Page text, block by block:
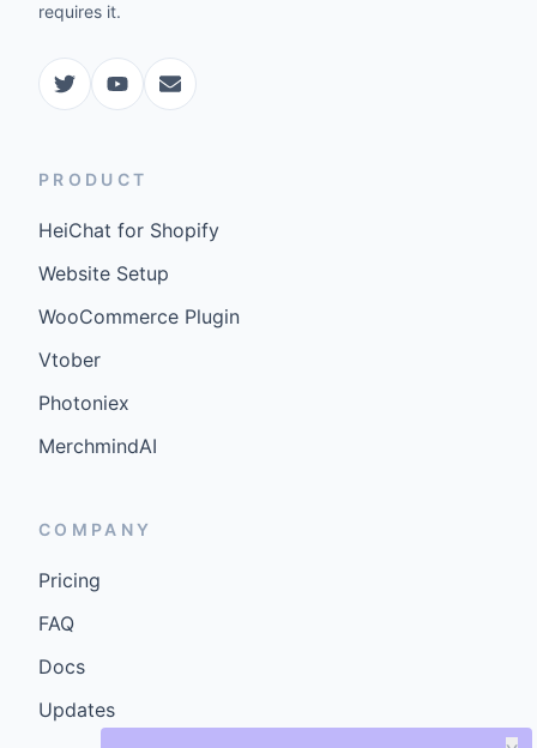
requires it.
PRODUCT
HeiChat for Shopify
Website Setup
WooCommerce Plugin
Vtober
Photoniex
MerchmindAI
COMPANY
Pricing
FAQ
Docs
Updates